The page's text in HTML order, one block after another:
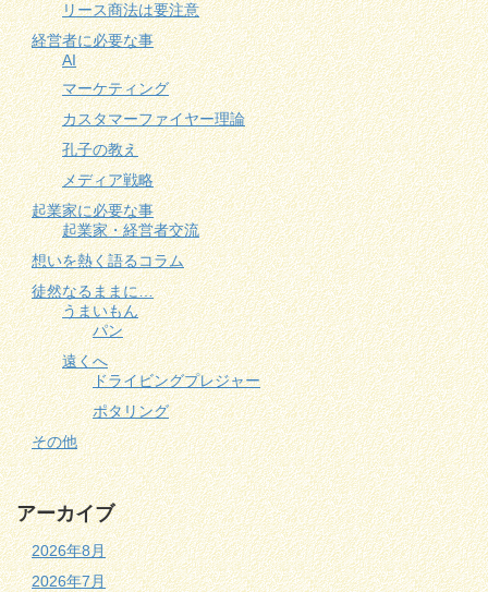
リース商法は要注意
経営者に必要な事
AI
マーケティング
カスタマーファイヤー理論
孔子の教え
メディア戦略
起業家に必要な事
起業家・経営者交流
想いを熱く語るコラム
徒然なるままに…
うまいもん
パン
遠くへ
ドライビングプレジャー
ポタリング
その他
アーカイブ
2026年8月
2026年7月